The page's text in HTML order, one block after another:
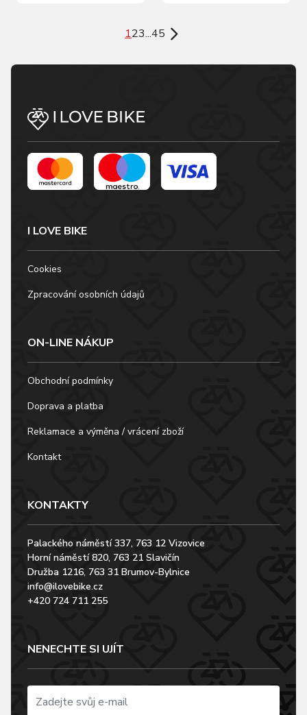
množství švů
zaručuje, že…
pase mají poutka pro
123...45
I LOVE BIKE
Cookies
Zpracování osobních údajů
ON-LINE NÁKUP
Obchodní podmínky
Doprava a platba
Reklamace a výměna / vrácení zboží
Kontakt
KONTAKTY
Palackého náměstí 337, 763 12 Vizovice
Horní náměstí 820, 763 21 Slavičín
Družba 1216, 763 31 Brumov-Bylnice
info@ilovebike.cz
+420 724 711 255
NENECHTE SI UJÍT